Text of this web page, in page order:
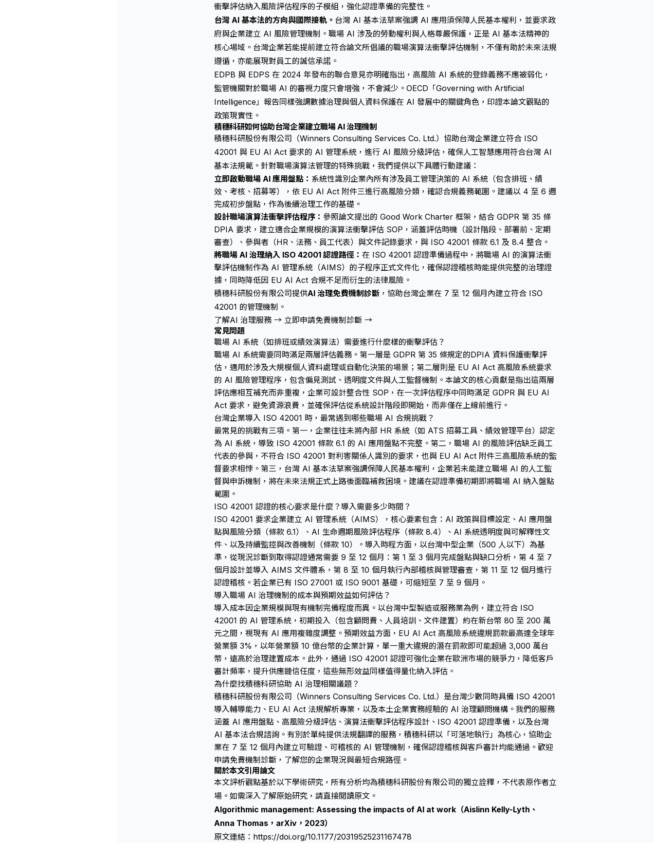
衝擊評估納入風險評估程序的子模組，強化認證準備的完整性。
台灣 AI 基本法的方向與國際接軌。 台灣 AI 基本法草案強調 AI 應用須保障人民基本權利，並要求政
府與企業建立 AI 風險管理機制。職場 AI 涉及的勞動權利與人格尊嚴保護，正是 AI 基本法精神的
核心場域。台灣企業若能提前建立符合論文所倡議的職場演算法衝擊評估機制，不僅有助於未來法規
遵循，亦能展現對員工的誠信承諾。
EDPB 與 EDPS 在 2024 年發布的聯合意見亦明確指出，高風險 AI 系統的登錄義務不應被弱化，
監管機關對於職場 AI 的審視力度只會增強，不會減少。OECD「Governing with Artificial
Intelligence」報告同樣強調數據治理與個人資料保護在 AI 發展中的關鍵角色，印證本論文觀點的
政策現實性。
積穗科研如何協助台灣企業建立職場 AI 治理機制
積穗科研股份有限公司（Winners Consulting Services Co. Ltd.）協助台灣企業建立符合 ISO
42001 與 EU AI Act 要求的 AI 管理系統，進行 AI 風險分級評估，確保人工智慧應用符合台灣 AI
基本法規範。針對職場演算法管理的特殊挑戰，我們提供以下具體行動建議：
立即啟動職場 AI 應用盤點： 系統性識別企業內所有涉及員工管理決策的 AI 系統（包含排班、績
效、考核、招募等），依 EU AI Act 附件三進行高風險分類，確認合規義務範圍。建議以 4 至 6 週
完成初步盤點，作為後續治理工作的基礎。
設計職場演算法衝擊評估程序： 參照論文提出的 Good Work Charter 框架，結合 GDPR 第 35 條
DPIA 要求，建立適合企業規模的演算法衝擊評估 SOP，涵蓋評估時機（設計階段、部署前、定期
審查）、參與者（HR、法務、員工代表）與文件記錄要求，與 ISO 42001 條款 6.1 及 8.4 整合。
將職場 AI 治理納入 ISO 42001 認證路徑： 在 ISO 42001 認證準備過程中，將職場 AI 的演算法衝
擊評估機制作為 AI 管理系統（AIMS）的子程序正式文件化，確保認證稽核時能提供完整的治理證
據，同時降低因 EU AI Act 合規不足而衍生的法律風險。
積穗科研股份有限公司提供AI 治理免費機制診斷 ，協助台灣企業在 7 至 12 個月內建立符合 ISO
42001 的管理機制。
了解AI 治理服務 → 立即申請免費機制診斷 →
常見問題
職場 AI 系統（如排班或績效演算法）需要進行什麼樣的衝擊評估？
職場 AI 系統需要同時滿足兩層評估義務。第一層是 GDPR 第 35 條規定的DPIA 資料保護衝擊評
估 ，適用於涉及大規模個人資料處理或自動化決策的場景；第二層則是 EU AI Act 高風險系統要求
的 AI 風險管理程序，包含偏見測試、透明度文件與人工監督機制。本論文的核心貢獻是指出這兩層
評估應相互補充而非重複，企業可設計整合性 SOP，在一次評估程序中同時滿足 GDPR 與 EU AI
Act 要求，避免資源浪費，並確保評估從系統設計階段即開始，而非僅在上線前進行。
台灣企業導入 ISO 42001 時，最常遇到哪些職場 AI 合規挑戰？
最常見的挑戰有三項。第一，企業往往未將內部 HR 系統（如 ATS 招募工具、績效管理平台）認定
為 AI 系統，導致 ISO 42001 條款 6.1 的 AI 應用盤點不完整。第二，職場 AI 的風險評估缺乏員工
代表的參與，不符合 ISO 42001 對利害關係人識別的要求，也與 EU AI Act 附件三高風險系統的監
督要求相悖。第三，台灣 AI 基本法草案強調保障人民基本權利，企業若未能建立職場 AI 的人工監
督與申訴機制，將在未來法規正式上路後面臨補救困境。建議在認證準備初期即將職場 AI 納入盤點
範圍。
ISO 42001 認證的核心要求是什麼？導入需要多少時間？
ISO 42001 要求企業建立 AI 管理系統（AIMS），核心要素包含：AI 政策與目標設定、AI 應用盤
點與風險分類（條款 6.1）、AI 生命週期風險評估程序（條款 8.4）、AI 系統透明度與可解釋性文
件、以及持續監控與改善機制（條款 10）。導入時程方面，以台灣中型企業（500 人以下）為基
準，從現況診斷到取得認證通常需要 9 至 12 個月：第 1 至 3 個月完成盤點與缺口分析，第 4 至 7
個月設計並導入 AIMS 文件體系，第 8 至 10 個月執行內部稽核與管理審查，第 11 至 12 個月進行
認證稽核。若企業已有 ISO 27001 或 ISO 9001 基礎，可縮短至 7 至 9 個月。
導入職場 AI 治理機制的成本與預期效益如何評估？
導入成本因企業規模與現有機制完備程度而異。以台灣中型製造或服務業為例，建立符合 ISO
42001 的 AI 管理系統，初期投入（包含顧問費、人員培訓、文件建置）約在新台幣 80 至 200 萬
元之間，視現有 AI 應用複雜度調整。預期效益方面，EU AI Act 高風險系統違規罰款最高達全球年
營業額 3%，以年營業額 10 億台幣的企業計算，單一重大違規的潛在罰款即可能超過 3,000 萬台
幣，遠高於治理建置成本。此外，通過 ISO 42001 認證可強化企業在歐洲市場的競爭力，降低客戶
審計頻率，提升供應鏈信任度，這些無形效益同樣值得量化納入評估。
為什麼找積穗科研協助 AI 治理相關議題？
積穗科研股份有限公司（Winners Consulting Services Co. Ltd.）是台灣少數同時具備 ISO 42001
導入輔導能力、EU AI Act 法規解析專業，以及本土企業實務經驗的 AI 治理顧問機構。我們的服務
涵蓋 AI 應用盤點、 高風險分級評估 、演算法衝擊評估程序設計、ISO 42001 認證準備，以及台灣
AI 基本法合規諮詢。有別於單純提供法規翻譯的服務，積穗科研以「可落地執行」為核心，協助企
業在 7 至 12 個月內建立可驗證、可稽核的 AI 管理機制，確保認證稽核與客戶審計均能通過。歡迎
申請免費機制診斷，了解您的企業現況與最短合規路徑。
關於本文引用論文
本文評析觀點基於以下學術研究，所有分析均為積穗科研股份有限公司的獨立詮釋，不代表原作者立
場。如需深入了解原始研究，請直接閱讀原文。
Algorithmic management: Assessing the impacts of AI at work（Aislinn Kelly-Lyth、
Anna Thomas，arXiv，2023）
原文連結： https://doi.org/10.1177/20319525231167478